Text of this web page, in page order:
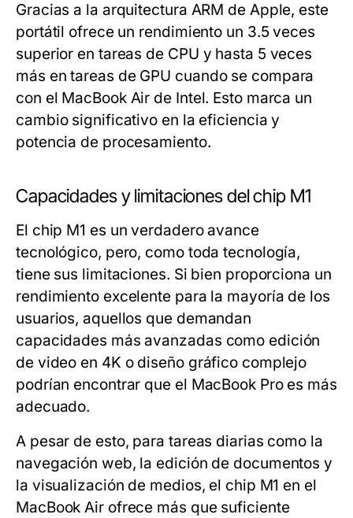
Gracias a la arquitectura ARM de Apple, este
portátil ofrece un rendimiento un 3.5 veces
superior en tareas de CPU y hasta 5 veces
más en tareas de GPU cuando se compara
con el MacBook Air de Intel. Esto marca un
cambio significativo en la eficiencia y
potencia de procesamiento.
Capacidades y limitaciones del chip M1
El chip M1 es un verdadero avance
tecnológico, pero, como toda tecnología,
tiene sus limitaciones. Si bien proporciona un
rendimiento excelente para la mayoría de los
usuarios, aquellos que demandan
capacidades más avanzadas como edición
de video en 4K o diseño gráfico complejo
podrían encontrar que el MacBook Pro es más
adecuado.
A pesar de esto, para tareas diarias como la
navegación web, la edición de documentos y
la visualización de medios, el chip M1 en el
MacBook Air ofrece más que suficiente